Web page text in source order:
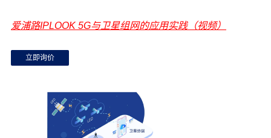
爱浦路IPLOOK 5G与卫星组网的应用实践（视频）
立即询价
STP（Signal Transfer Point，信号传输点）用于SS7网络。
基于SS7地址字段中包含的信息在互连的节点SEP（信令端
点）之间传输SS7消息。典型的SEP包括服务交换点
（SSP）和服务控制点（SCP）。 STP通过信令链路连接到
查看更多